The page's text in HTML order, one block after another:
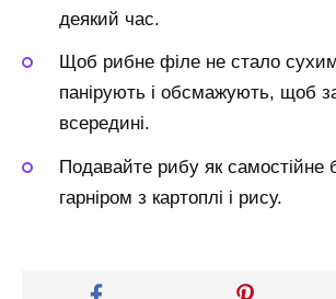
деякий час.
Щоб рибне філе не стало
панірують і обсмажують, щоб
всередині.
Подавайте рибу як самостійне
гарніром з картоплі і рису.